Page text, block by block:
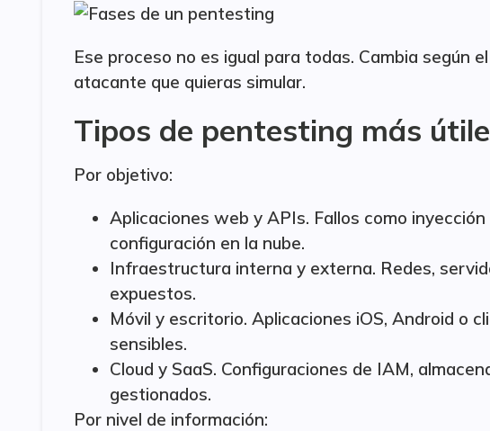
Ese proceso no es igual para todas. Cambia según
atacante que quieras simular.
Tipos de pentesting más
Por objetivo:
Aplicaciones web y APIs. Fallos como
configuración en la nube.
Infraestructura interna y externa. Redes,
expuestos.
Móvil y escritorio. Aplicaciones iOS, Android o
sensibles.
Cloud y SaaS. Configuraciones de IAM,
gestionados.
Por nivel de información: